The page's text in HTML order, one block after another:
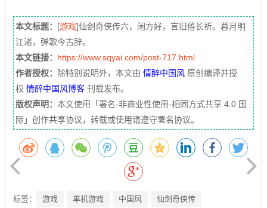
本文标题： [游戏]仙剑奇侠传六，闲方好，言旧倦长祈。暮月明
江渚，弹歌今古辞。
本文链接： https://www.sqyai.com/post-717.html
作者授权：
除特别说明外，本文由 情醉中国风 原创编译并授
权 情醉中国风博客刊载发布。
版权声明： 本文使用「署名-非商业性使用-相同方式共享 4.0 国
际」创作共享协议，转载或使用请遵守署名协议。
标签： 游戏 单机游戏 中国风 仙剑奇侠传